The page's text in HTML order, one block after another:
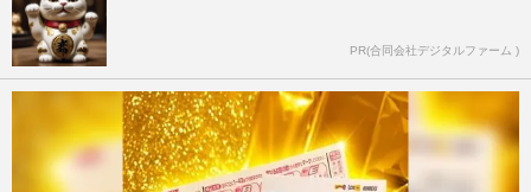
PR(合同会社デジタルファーム )